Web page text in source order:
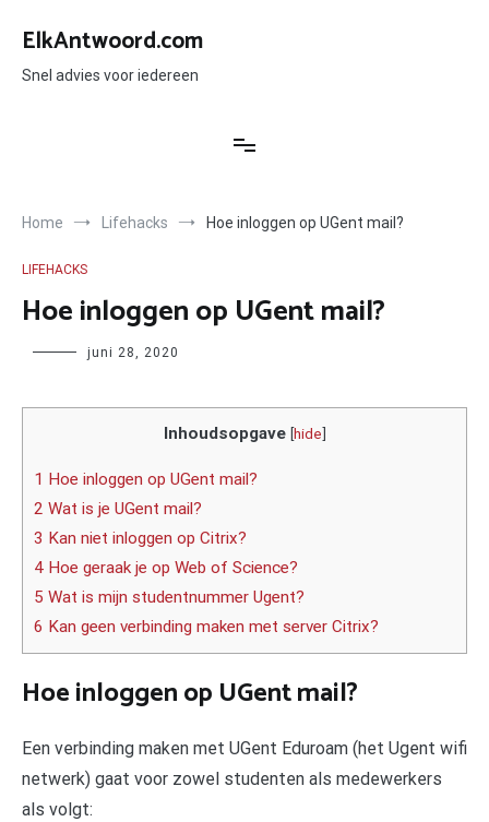
naar
inhoud
ElkAntwoord.com
Snel advies voor iedereen
Home Lifehacks Hoe inloggen op UGent mail?
LIFEHACKS
Hoe inloggen op UGent mail?
Author juni 28, 2020
Inhoudsopgave [hide]
1 Hoe inloggen op UGent mail?
2 Wat is je UGent mail?
3 Kan niet inloggen op Citrix?
4 Hoe geraak je op Web of Science?
5 Wat is mijn studentnummer Ugent?
6 Kan geen verbinding maken met server Citrix?
Hoe inloggen op UGent mail?
Een verbinding maken met UGent Eduroam (het Ugent wifi
netwerk) gaat voor zowel studenten als medewerkers
als volgt: